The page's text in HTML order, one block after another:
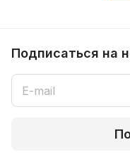
Подписаться на